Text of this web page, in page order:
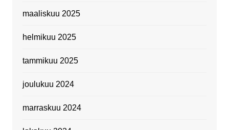
maaliskuu 2025
helmikuu 2025
tammikuu 2025
joulukuu 2024
marraskuu 2024